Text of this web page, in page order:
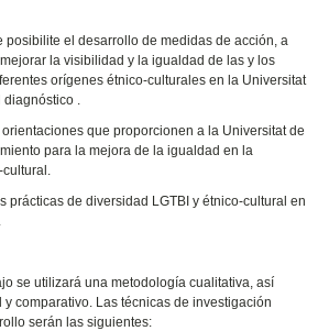
posibilite el desarrollo de medidas de acción, a
la visibilidad y la igualdad de las y los
orígenes étnico-culturales en la Universitat
diagnóstico .
que proporcionen a la Universitat de
para la mejora de la igualdad en la
prácticas de diversidad LGTBI y étnico-cultural en
se utilizará una metodología cualitativa, así
comparativo. Las técnicas de investigación
serán las siguientes: